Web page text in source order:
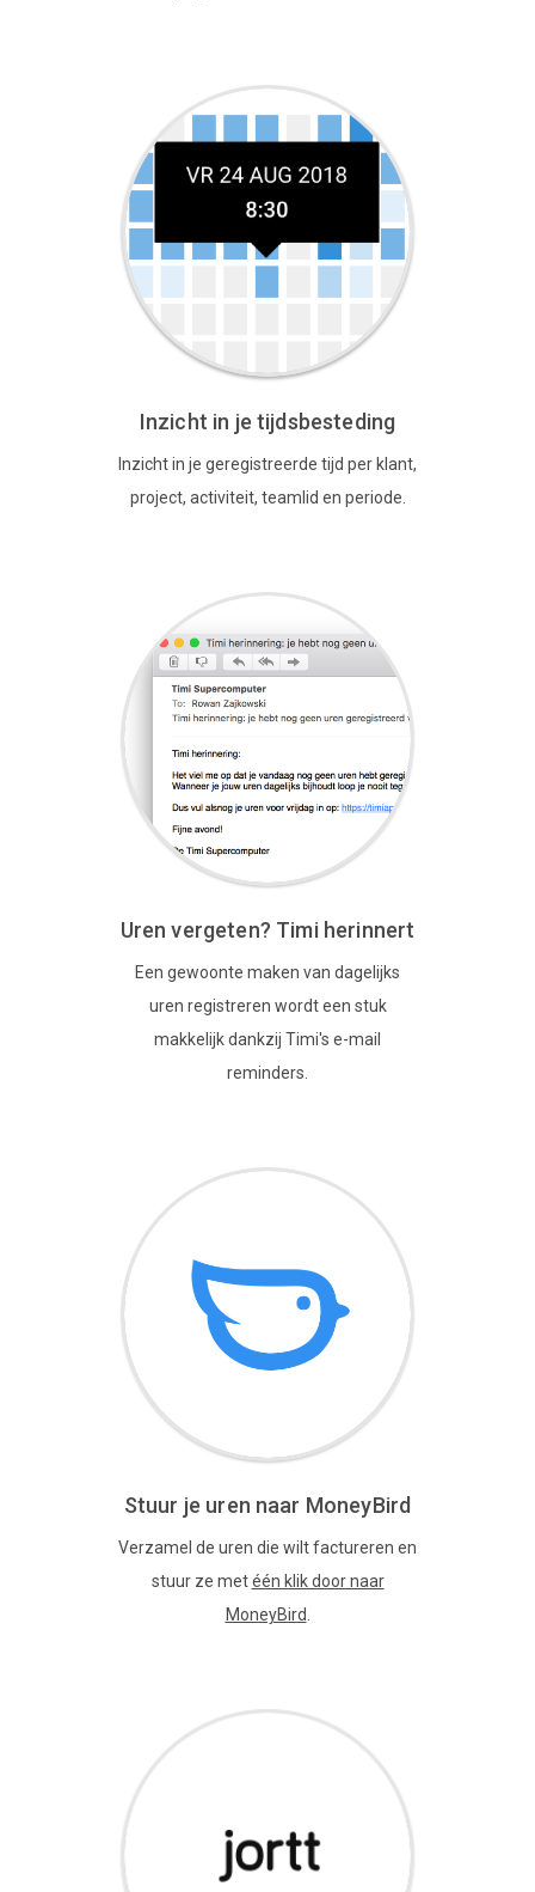
Inzicht in je tijdsbesteding
Inzicht in je geregistreerde tijd per klant,
project, activiteit, teamlid en periode.
Uren vergeten? Timi herinnert
Een gewoonte maken van dagelijks
uren registreren wordt een stuk
makkelijk dankzij Timi's e-mail
reminders.
Stuur je uren naar MoneyBird
Verzamel de uren die wilt factureren en
stuur ze metéén klik door naar
MoneyBird